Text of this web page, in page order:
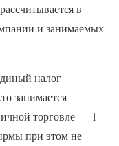
в
и занимаемых
налог
занимается
торговле — 1
при этом не